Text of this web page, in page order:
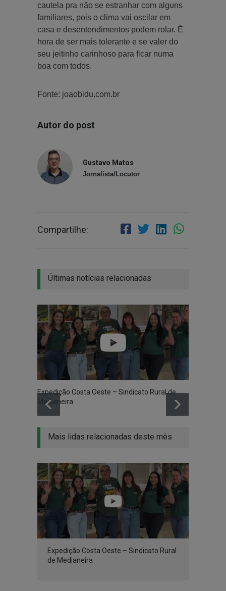
cautela pra não se estranhar com alguns
familiares, pois o clima vai oscilar em
casa e desentendimentos podem rolar. É
hora de ser mais tolerante e se valer do
seu jeitinho carinhoso para ficar numa
boa com todos.
Fonte: joaobidu.com.br
Autor do post
Gustavo Matos
Jornalista/Locutor
Compartilhe:
Últimas notícias relacionadas
Expedição Costa Oeste – Sindicato Rural de
Medianeira
Mais lidas relacionadas deste mês
Expedição Costa Oeste – Sindicato Rural
de Medianeira